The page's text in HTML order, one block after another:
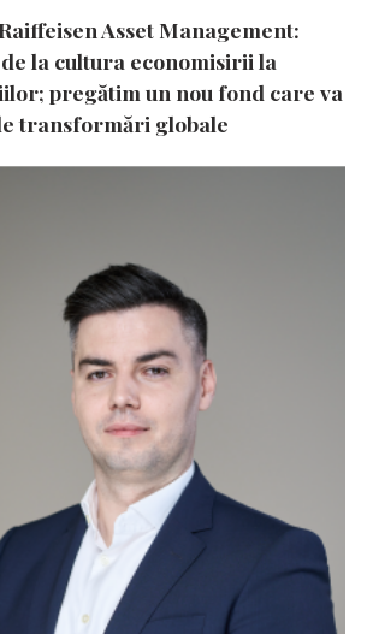
Asset Management:
la cultura economisirii la
pregătim un nou fond care va
transformări globale